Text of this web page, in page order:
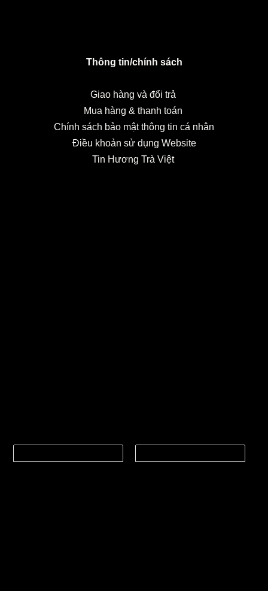
Thông tin/chính sách
Giao hàng và đổi trả
Mua hàng & thanh toán
Chính sách bảo mật thông tin cá nhân
Điều khoản sử dụng Website
Tin Hương Trà Việt